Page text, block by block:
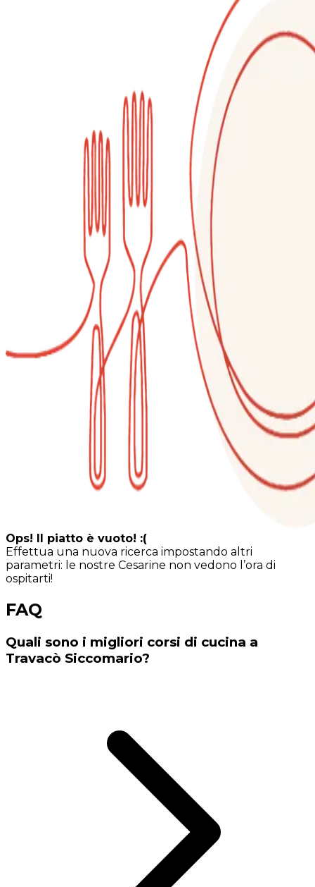
Ops! Il piatto è vuoto! :(
Effettua una nuova ricerca impostando altri
parametri: le nostre Cesarine non vedono l’ora di
ospitarti!
FAQ
Quali sono i migliori corsi di cucina a
Travacò Siccomario?